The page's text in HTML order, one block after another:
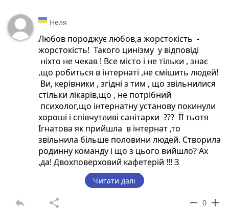
доглянула твоїх з Аллою хворих батьків то
піди їй назустріч і нехай вона сходиться зі
своїм хлопцем Олегом для створення сім ї
.Зроби хоч одну добру справу. Віддай їй
телефон і пенсію! Рекомендую тобі уважно
прочитати нове Положення і працювати
так, щоб не позорити голову
Радомишльської ОТГ Тетерського В.Р.,не
позорити депутата Житомирської облради
Паленка А.А.,не позорити голову
Житомирської облради Ширму Володимира
Васильвича !
Неля
Любов породжує любов,а жорстокість -
жорстокість! Такого цинізму у відповіді
ніхто не чекав ! Все місто і не тільки , знає
,що робиться в інтернаті ,не смішить людей!
Ви, керівники , згідні з тим , що звільнилися
стільки лікарів,що , не потрібний
психолог,що інтернатну установу покинули
хороші і співчутливі санітарки ??? ЇЇ тьотя
Ігнатова як прийшла в інтернат ,то
звільнила більше половини людей. Створила
родинну команду і що з цього вийшло? Ах
,да! Двохповерховий кафетерій !!! З
поверненням родини в інтернатну установу
Охотенко принесла жорстокість, страх,п
янку , ненавість і т.д. Як би ви її не
прикривали, а
Читати далі
reply share remove 0 add